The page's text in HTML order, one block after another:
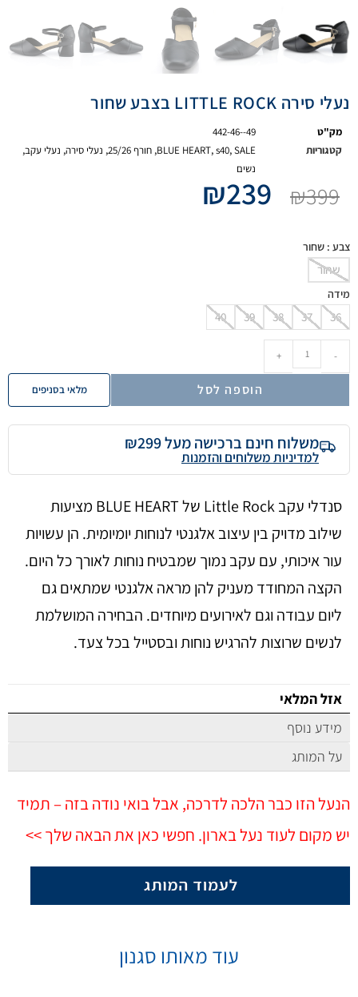
נעלי סירה LITTLE ROCK בצבע שחור
מק"ט
442-46--49
קטגוריות
BLUE HEART,s40,SALE
, חורף 25/26 , נעלי סירה, נעלי עקב,
נשים
₪399
₪239
צבע : שחור
שחור
מידה
36
37
38
39
40
-
+
הוספה לסל מלאי בסניפים
משלוח חינם ברכישה מעל ₪299
למדיניות משלוחים והזמנות
סנדלי עקב Little Rock של BLUE HEART מציעות
שילוב מדויק בין עיצוב אלגנטי לנוחות יומיומית. הן עשויות
עור איכותי, עם עקב נמוך שמבטיח נוחות לאורך כל היום.
הקצה המחודד מעניק להן מראה אלגנטי שמתאים גם
ליום עבודה וגם לאירועים מיוחדים. הבחירה המושלמת
לנשים שרוצות להרגיש נוחות ובסטייל בכל צעד.
אזל המלאי
מידע נוסף
על המותג
הנעל הזו כבר הלכה לדרכה, אבל בואי נודה בזה – תמיד
יש מקום לעוד נעל בארון. חפשי כאן את הבאה שלך >>
עוד מאותו סגנון